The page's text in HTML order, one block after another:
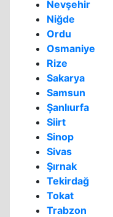
Nevşehir
Niğde
Ordu
Osmaniye
Rize
Sakarya
Samsun
Şanlıurfa
Siirt
Sinop
Sivas
Şırnak
Tekirdağ
Tokat
Trabzon